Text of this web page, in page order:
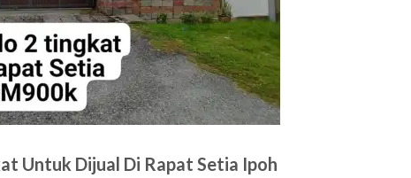
Untuk Dijual Di Rapat Setia Ipoh